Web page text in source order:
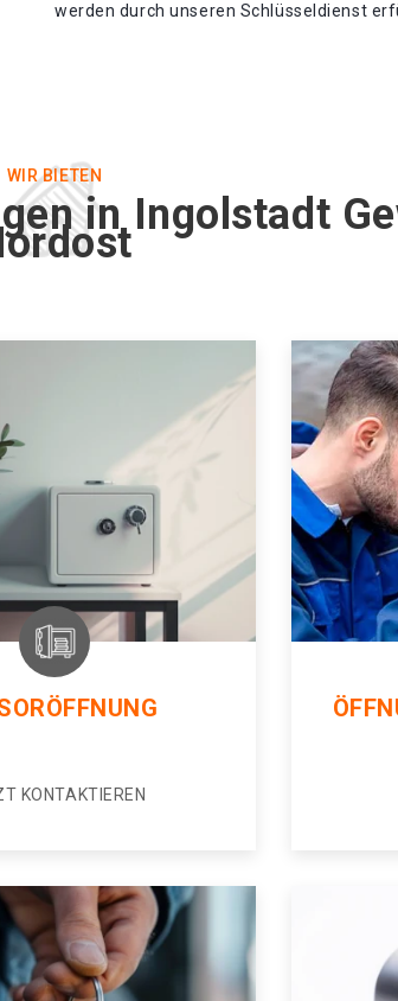
werden durch unseren Schlüsseldienst
WIR BIETEN
in Ingolstadt
KONTAKTIEREN